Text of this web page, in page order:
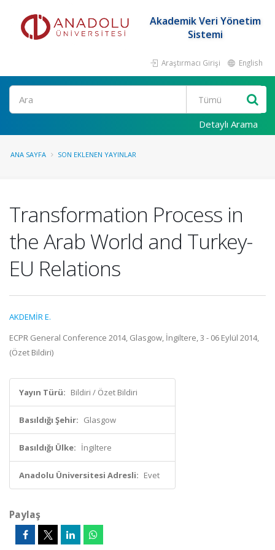
Akademik Veri Yönetim
Sistemi
Araştırmacı Girişi English
Ara
Detaylı Arama
ANA SAYFA SON EKLENEN YAYINLAR
Transformation Process in
the Arab World and Turkey-
EU Relations
AKDEMİR E.
ECPR General Conference 2014, Glasgow, İngiltere, 3 - 06 Eylül 2014,
(Özet Bildiri)
Yayın Türü: Bildiri / Özet Bildiri
Basıldığı Şehir: Glasgow
Basıldığı Ülke: İngiltere
Anadolu Üniversitesi Adresli: Evet
Paylaş